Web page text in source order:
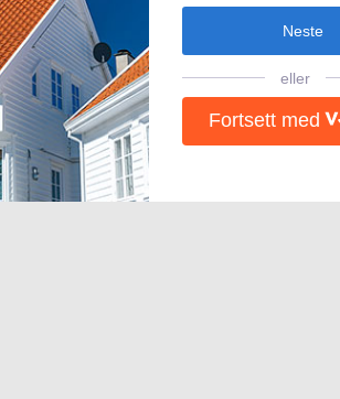
Neste
eller
Fortsett med